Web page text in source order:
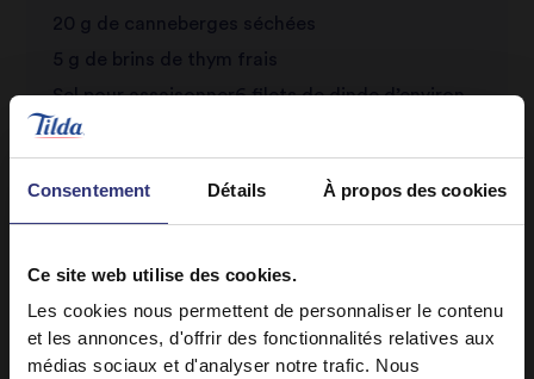
Consentement Détails À propos des cookies
Ce site web utilise des cookies.
Les cookies nous permettent de personnaliser le contenu
et les annonces, d'offrir des fonctionnalités relatives aux
médias sociaux et d'analyser notre trafic. Nous
20 g de canneberges séchées
5 g de brins de thym frais
Sel pour assaisonner6 filets de dinde d’environ
200 g chacun
1 noix de beurrePersil, cresson